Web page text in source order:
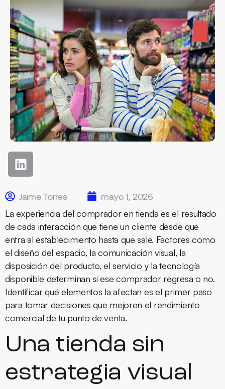
Jaime Torres
mayo 1, 2026
La experiencia del comprador en tienda es el resultado
de cada interacción que tiene un cliente desde que
entra al establecimiento hasta que sale. Factores como
el diseño del espacio, la comunicación visual, la
disposición del producto, el servicio y la tecnología
disponible determinan si ese comprador regresa o no.
Identificar qué elementos la afectan es el primer paso
para tomar decisiones que mejoren el rendimiento
comercial de tu punto de venta.
Una tienda sin
estrategia visual